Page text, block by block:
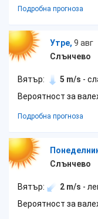
Подробна прогноза
Утре, 9 авг
Слънчево
Вятър: 5 m/s -
Вероятност за
Подробна прогноза
Слънчево
Вятър: 2 m/s -
Вероятност за